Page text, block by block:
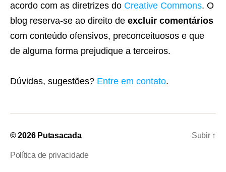
acordo com as diretrizes do Creative Commons. O
blog reserva-se ao direito de excluir comentários
com conteúdo ofensivos, preconceituosos e que
de alguma forma prejudique a terceiros.
Dúvidas, sugestões? Entre em contato.
© 2026 Putasacada
Política de privacidade
Subir ↑